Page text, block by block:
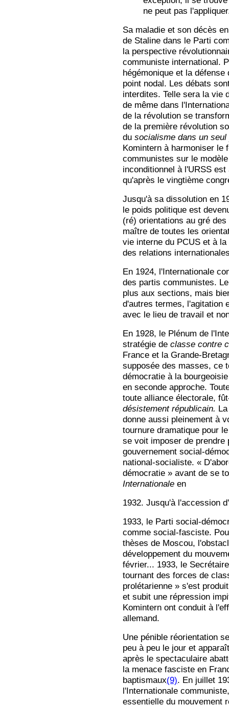
ne peut pas
Sa maladie et son décès
de Staline dans le Parti
la perspective
communiste international.
hégémonique et la
point nodal. Les débats
interdites. Telle sera la vie
de même dans
de la révolution se
de la première révolution
du socialisme dans un
Komintern à harmoniser le
communistes sur le
inconditionnel à l'URSS
qu'après le vingtième
Jusqu'à sa dissolution en
le poids politique est
(ré) orientations au gré
maître de toutes les
vie interne du PCUS et à
des relations
En 1924, l'Internationale
des partis communistes.
plus aux sections, mais
d'autres termes, l'agitation
avec le lieu de travail et
En 1928, le Plénum de
stratégie de classe contre
France et la Grande-
supposée des masses, ce
démocratie à la
en seconde approche.
toute alliance électorale,
désistement républicain.
donne aussi pleinement à
tournure dramatique pour
se voit imposer de prendre
gouvernement social-
national-socialiste. «
démocratie » avant de se
Internationale en
1932. Jusqu'à l'accession
1933, le Parti social-
comme social-fasciste.
thèses de Moscou,
développement du
février... 1933, le
tournant des forces de
prolétarienne » s'est
et subit une répression
Komintern ont conduit à
allemand.
Une pénible réorientation
peu à peu le jour et
après le spectaculaire
la menace fasciste en
baptismaux(9). En juillet
l'Internationale
essentielle du mouvement